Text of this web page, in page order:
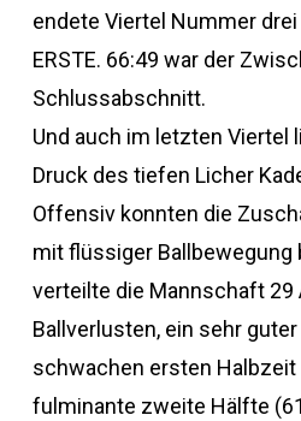
endete Viertel Nummer
ERSTE. 66:49 war der
Schlussabschnitt.
Und auch im letzten Viertel
Druck des tiefen Licher
Offensiv konnten die
mit flüssiger Ballbewegung
verteilte die Mannschaft 29
Ballverlusten, ein sehr
schwachen ersten
fulminante zweite Hälfte